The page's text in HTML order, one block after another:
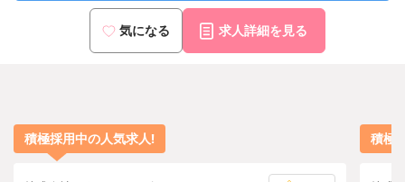
気になる 求人詳細を見る
積極採用中の人気求人! 積極